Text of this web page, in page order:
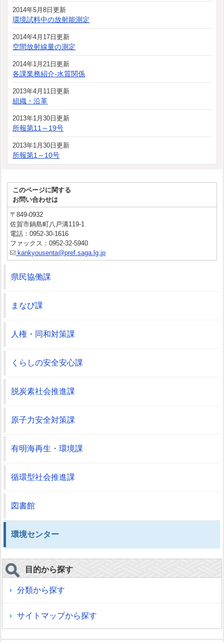
2014年5月8日更新
環境試料中の放射能測定
2014年4月17日更新
空間放射線量の測定
2014年1月21日更新
各課業務紹介-水質関係
2013年4月11日更新
組織・沿革
2013年1月30日更新
所報第11～19号
2013年1月30日更新
所報第1～10号
このページに関する
お問い合わせは
〒849-0932
佐賀市鍋島町八戸溝119-1
電話：0952-30-1616
ファックス：0952-32-5940
kankyousenta@pref.saga.lg.jp
県民協働課
まなび課
人権・同和対策課
くらしの安全安心課
脱炭素社会推進課
原子力安全対策課
有明海再生・環境課
循環型社会推進課
図書館
環境センター
目的から探す
分類から探す
サイトマップから探す